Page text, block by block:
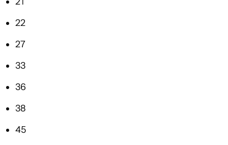
22
27
33
36
38
45